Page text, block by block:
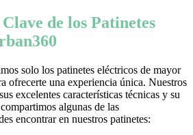
de los Patinetes
solo los patinetes eléctricos de mayor
ofrecerte una experiencia única. Nuestros
excelentes características técnicas y su
algunas de las
encontrar en nuestros patinetes: